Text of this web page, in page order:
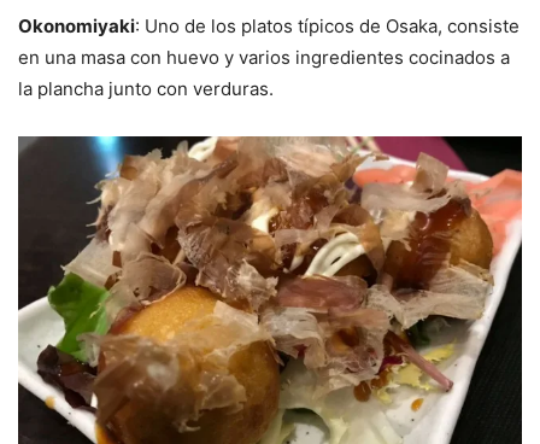
Okonomiyaki: Uno de los platos típicos de Osaka, consiste
en una masa con huevo y varios ingredientes cocinados a
la plancha junto con verduras.